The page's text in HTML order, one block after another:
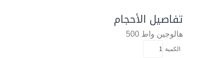
تفاصيل الأحجام
هالوجين واط 500
الكمية